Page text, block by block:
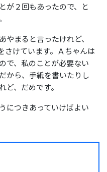
が２回もあったので、と
やまると言ったけれど、
さけています。Ａちゃんは
で、私のことが必要ない
から、手紙を書いたりし
ど、だめです。
につきあっていけばよい